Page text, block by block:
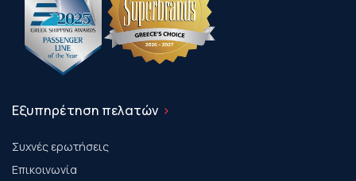
Εξυπηρέτηση πελατών
Συχνές ερωτήσεις
Επικοινωνία